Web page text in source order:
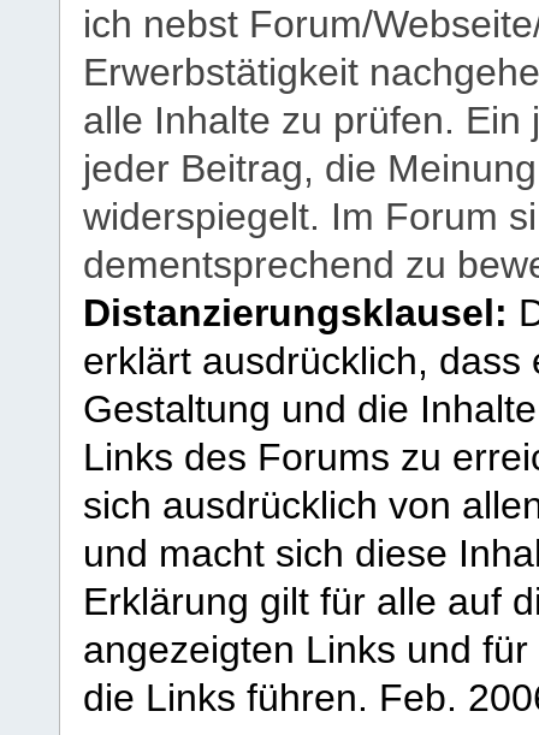
ich nebst Forum/
Erwerbstätigkeit
alle Inhalte zu prüfen.
jeder Beitrag, die
widerspiegelt. Im Forum
dementsprechend zu
Distanzierungsklausel:
erklärt ausdrücklich,
Gestaltung und die
Links des Forums zu
sich ausdrücklich von
und macht sich diese
Erklärung gilt für alle auf
angezeigten Links und
die Links führen. Feb.